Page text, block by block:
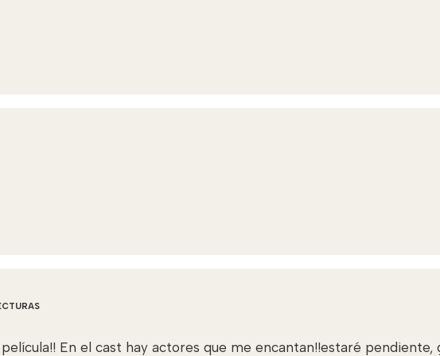
En el cast hay actores que me encantan!!estaré pendiente,